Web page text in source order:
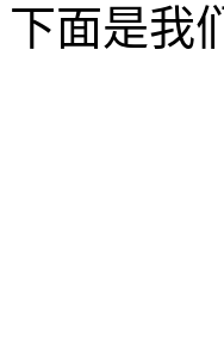
下面是我